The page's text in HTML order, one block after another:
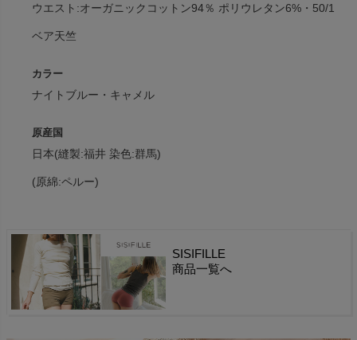
ウエスト:オーガニックコットン94％ ポリウレタン6%・50/1
ベア天竺
カラー
ナイトブルー・キャメル
原産国
日本(縫製:福井 染色:群馬)
(原綿:ペルー)
SISIFILLE
商品一覧へ